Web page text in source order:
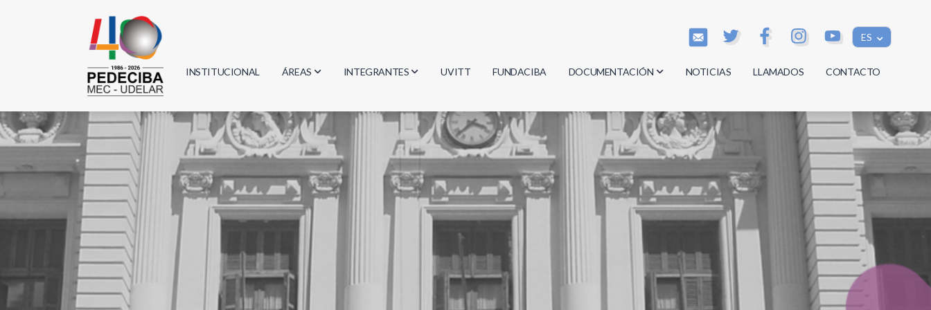
ES
INSTITUCIONAL ÁREAS
Biología
Física
Informática
Matemática
INTEGRANTES
Investigadores
Estudiantes
Egresados
UVITT FUNDACIBA DOCUMENTACIÓN
Actas
Reglamentos
Documentos
NOTICIAS LLAMADOS CONTACTO